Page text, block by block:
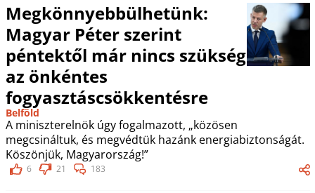
Megkönnyebbülhetünk:
Magyar Péter szerint
péntektől már nincs szükség
az önkéntes
fogyasztáscsökkentésre
Belföld
A miniszterelnök úgy fogalmazott, „közösen
megcsináltuk, és megvédtük hazánk energiabiztonságát.
Köszönjük, Magyarország!”
6 21 183